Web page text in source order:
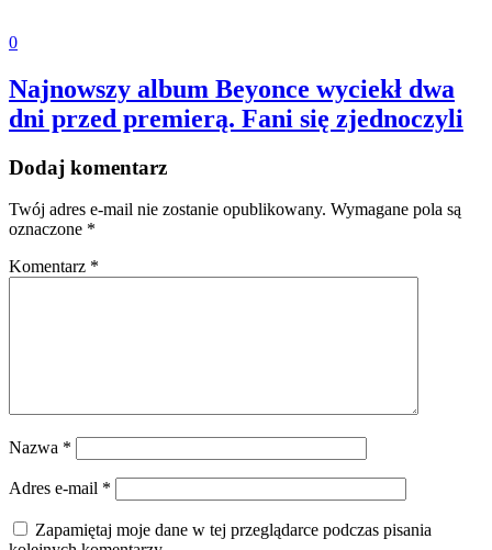
0
Najnowszy album Beyonce wyciekł dwa
dni przed premierą. Fani się zjednoczyli
Dodaj komentarz
Twój adres e-mail nie zostanie opublikowany. Wymagane pola są
oznaczone *
Komentarz *
Nazwa *
Adres e-mail *
Zapamiętaj moje dane w tej przeglądarce podczas pisania